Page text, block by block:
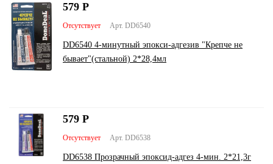
Арт. DD6540
Отсутствует
DD6540 4-минутный эпокси-адгезив "Крепче не
бывает"(стальной) 2*28,4мл
579 Р
Арт. DD6538
Отсутствует
DD6538 Прозрачный эпоксид-адгез 4-мин. 2*21,3г
579 Р